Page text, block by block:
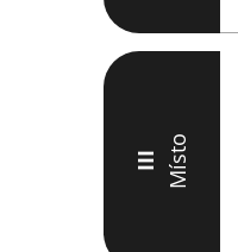
III Místo